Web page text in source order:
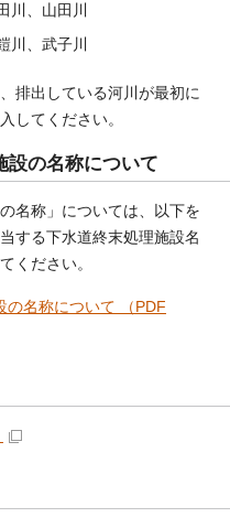
川、山田川
川、武子川
排出している河川が最初に
してください。
設の名称について
名称」については、以下を
する下水道終末処理施設名
ください。
の名称について （PDF